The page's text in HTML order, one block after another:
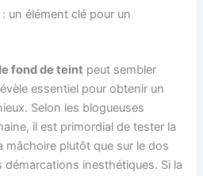
un élément clé pour un
fond de teint peut sembler
essentiel pour obtenir un
Selon les blogueuses
il est primordial de tester la
mâchoire plutôt que sur le dos
démarcations inesthétiques. Si la